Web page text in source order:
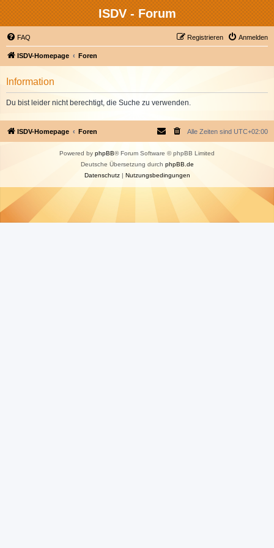
ISDV - Forum
FAQ Anmelden
Registrieren
ISDV-Homepage Foren
Information
Du bist leider nicht berechtigt, die Suche zu verwenden.
ISDV-Homepage Foren Alle Zeiten sind UTC+02:00
Powered by phpBB® Forum Software © phpBB Limited
Deutsche Übersetzung durch phpBB.de
Datenschutz| Nutzungsbedingungen